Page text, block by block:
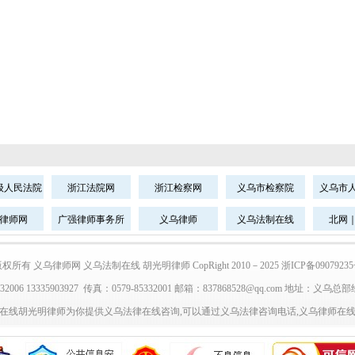
人民法院 浙江法院网 浙江检察网 义乌市检察院 义乌市
师网 广强律师事务所 义乌律师 义乌法制在线 北网
所有 义乌律师网 义乌法制在线 胡光明律师 CopRight 2010－2025 浙ICP备
13335903927 传真：0579-85332001 邮箱：837868528@qq.com 地址：义乌总
线胡光明律师为你提供义乌法律在线咨询,可以通过义乌法律咨询电话,义乌律师在